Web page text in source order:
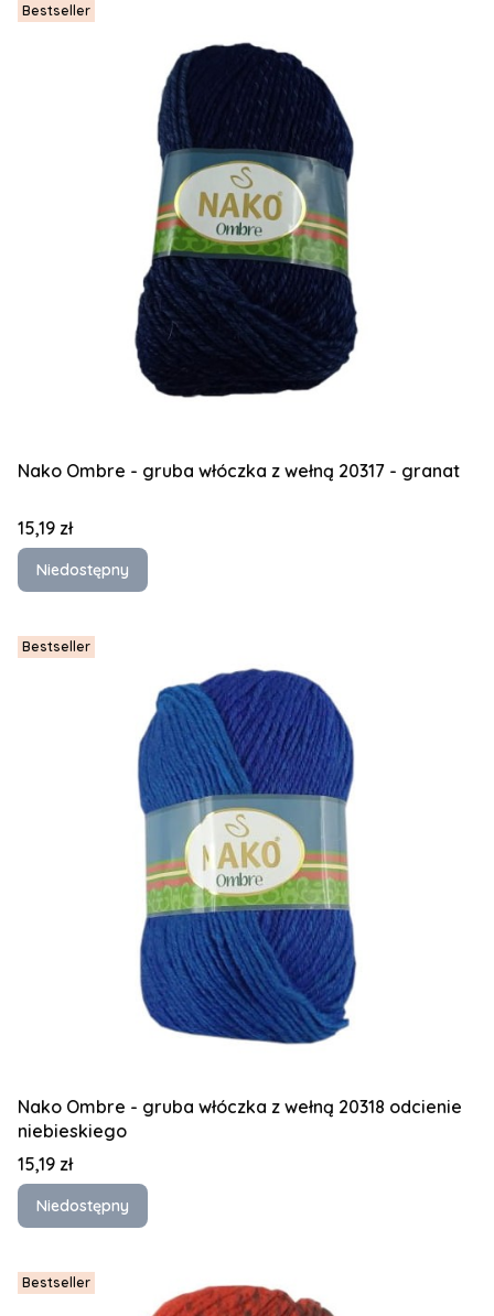
Bestseller
Nako Ombre - gruba włóczka z wełną 20317 - granat
Cena
15,19 zł
Niedostępny
Bestseller
Nako Ombre - gruba włóczka z wełną 20318 odcienie
niebieskiego
Cena
15,19 zł
Niedostępny
Bestseller